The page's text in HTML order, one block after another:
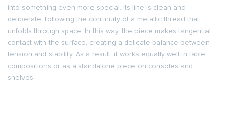
into something even more special. Its line is clean and
deliberate, following the continuity of a metallic thread that
unfolds through space. In this way, the piece makes tangential
contact with the surface, creating a delicate balance between
tension and stability. As a result, it works equally well in table
compositions or as a standalone piece on consoles and
shelves.